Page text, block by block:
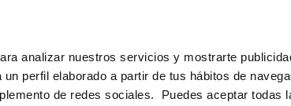
analizar nuestros servicios y mostrarte
perfil elaborado a partir de tus hábitos de
de redes sociales. Puedes aceptar todas